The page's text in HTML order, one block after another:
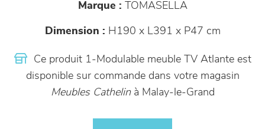
Marque : TOMASELLA
Dimension : H190 x L391 x P47 cm
Ce produit 1-Modulable meuble TV Atlante est
disponible sur commande dans votre magasin
Meubles Cathelinà Malay-le-Grand